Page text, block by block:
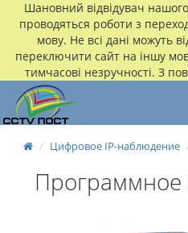
Шановний відвідувач
проводяться роботи з
мову. Не всі дані можуть
переключити сайт на іншу
тимчасові незручності. З
Цифровое IP-наблюдение
Программное